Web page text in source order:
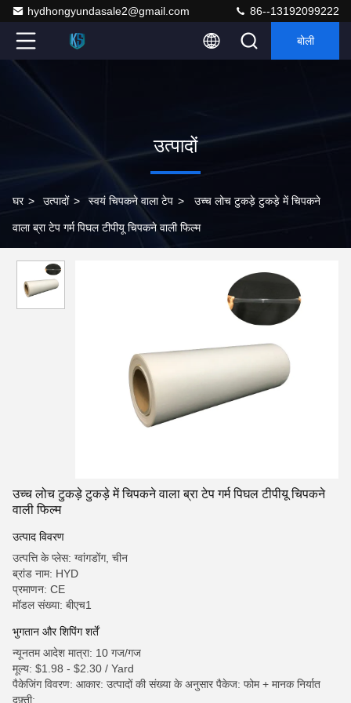
hydhongyundasale2@gmail.com 86--13192099222
बोली
उत्पादों
घर > उत्पादों > स्वयं चिपकने वाला टेप > उच्च लोच टुकड़े टुकड़े में चिपकने
वाला ब्रा टेप गर्म पिघल टीपीयू चिपकने वाली फिल्म
उच्च लोच टुकड़े टुकड़े में चिपकने वाला ब्रा टेप गर्म पिघल टीपीयू चिपकने
वाली फिल्म
उत्पाद विवरण
उत्पत्ति के प्लेस: ग्वांगडोंग, चीन
ब्रांड नाम: HYD
प्रमाणन: CE
मॉडल संख्या: बीएच1
भुगतान और शिपिंग शर्तें
न्यूनतम आदेश मात्रा: 10 गज/गज
मूल्य: $1.98 - $2.30 / Yard
पैकेजिंग विवरण: आकार: उत्पादों की संख्या के अनुसार पैकेज: फोम + मानक निर्यात
दफ़्ती;